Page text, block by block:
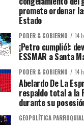
promete ordenar
Estado
PODER & GOBIERNO 14
¡Petro cumplió!:
ESSMAR a Santa
PODER & GOBIERNO 14
Abelardo De La
respaldo total a la
durante su
GEOPOLÍTICA PARROQUIAL